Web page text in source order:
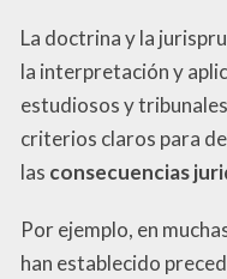
La doctrina y la
la interpretación y
estudiosos y
criterios claros para
las consecuencias
Por ejemplo, en
han establecido